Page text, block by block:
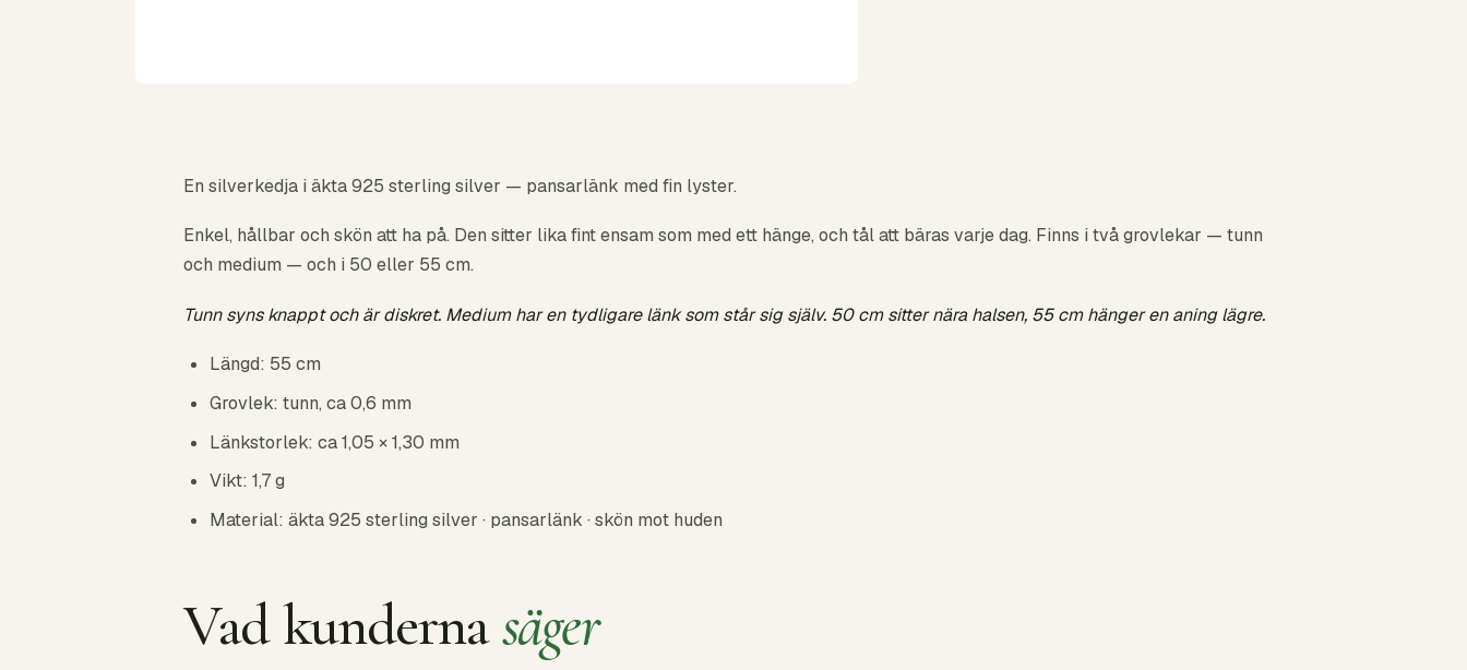
En silverkedja i äkta 925 sterling silver — pansarlänk med fin lyster.
Enkel, hållbar och skön att ha på. Den sitter lika fint ensam som med ett hänge, och tål att bäras varje dag. Finns i två grovlekar — tunn
och medium — och i 50 eller 55 cm.
Tunn syns knappt och är diskret. Medium har en tydligare länk som står sig själv. 50 cm sitter nära halsen, 55 cm hänger en aning lägre.
Längd: 55 cm
Grovlek: tunn, ca 0,6 mm
Länkstorlek: ca 1,05 × 1,30 mm
Vikt: 1,7 g
Material: äkta 925 sterling silver · pansarlänk · skön mot huden
Vad kundernasäger